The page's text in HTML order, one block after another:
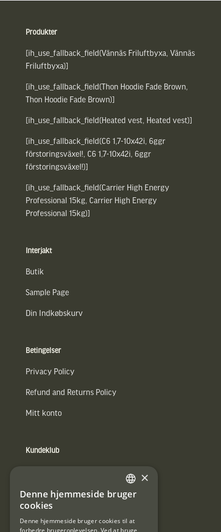
Produkter
[ih_use_fallback_field(Vännäs Friluftbyxa, Vännäs
Friluftbyxa)]
[ih_use_fallback_field(Thon Hoodie Fade Brown,
Thon Hoodie Fade Brown)]
[ih_use_fallback_field(Heated vest, Heated vest)]
[ih_use_fallback_field(C6 1,7-10x42i, 6ggr
förstoringsväxel!, C6 1,7-10x42i, 6ggr
förstoringsväxel!)]
[ih_use_fallback_field(Carrier High Energy
Professional 15kg, Carrier High Energy
Professional 15kg)]
Interjakt
Butik
Sample Page
Din Indkøbskurv
Betingelser
Privacy Policy
Refund and Returns Policy
Mitt konto
Kundeklub
E-
post
SWEDISH
×
Denne hjemmeside bruger
cookies
Denne hjemmeside bruger cookies til at
forbedre brugeroplevelsen. Ved at bruge